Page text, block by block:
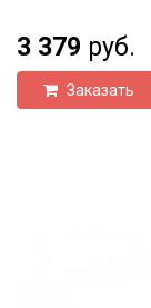
3 379 руб.
Заказать